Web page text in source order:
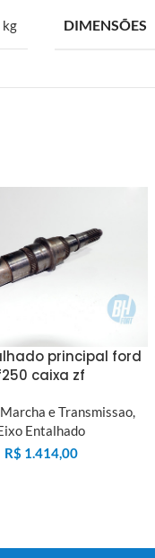
kg DIMENSÕES
principal ford
caixa zf
e Transmissao,
Entalhado
R$ 1.414,00